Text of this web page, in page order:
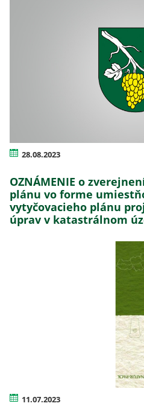
28.08.2023
OZNÁMENIE o
plánu vo forme
vytyčovacieho plánu
úprav v katastrálnom
11.07.2023